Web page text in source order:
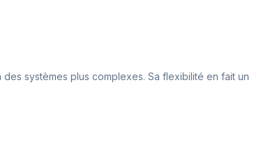
systèmes plus complexes. Sa flexibilité en fait un